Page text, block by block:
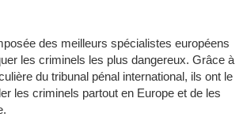
des meilleurs spécialistes européens
les criminels les plus dangereux. Grâce à
du tribunal pénal international, ils ont le
les criminels partout en Europe et de les